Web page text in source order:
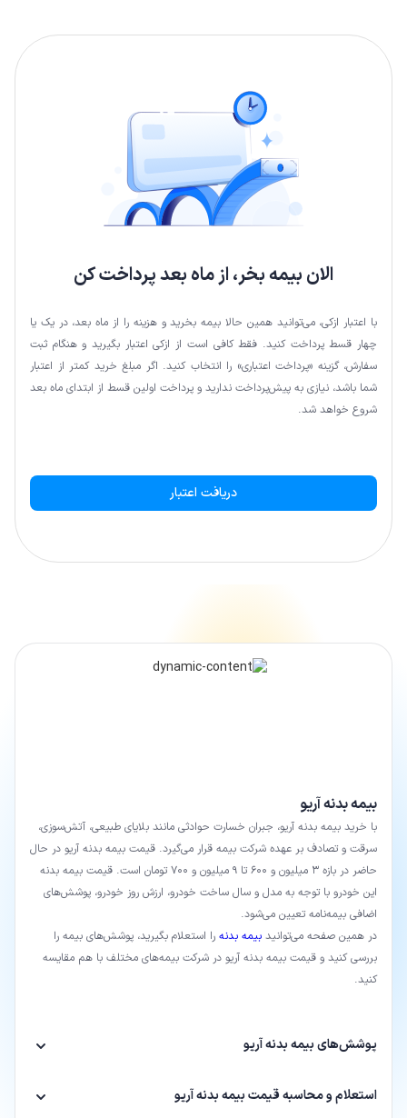
الان بیمه بخر، از ماه بعد پرداخت کن
با اعتبار ازکی، می‌توانید همین حالا بیمه بخرید و هزینه را از ماه بعد، در یک یا
چهار قسط پرداخت کنید. فقط کافی است از ازکی اعتبار بگیرید و هنگام ثبت
سفارش، گزینه «پرداخت اعتباری» را انتخاب کنید. اگر مبلغ خرید کمتر از اعتبار
شما باشد، نیازی به پیش‌پرداخت ندارید و پرداخت اولین قسط از ابتدای ماه بعد
شروع خواهد شد.
دریافت اعتبار
بیمه بدنه آریو
با خرید بیمه بدنه آریو، جبران خسارت‌ حوادثی مانند بلایای طبیعی، آتش‌‌سوزی،
سرقت و تصادف بر عهده شرکت بیمه قرار می‌گیرد. قیمت بیمه بدنه آریو در حال
حاضر در بازه 3 میلیون و 600 تا 9 میلیون و 700 تومان است. قیمت بیمه بدنه
این خودرو با توجه به مدل و سال ساخت خودرو، ارزش روز خودرو، پوشش‌های
اضافی بیمه‌نامه تعیین می‌شود.
در همین صفحه می‌توانید بیمه بدنه را استعلام بگیرید، پوشش‌های بیمه را
بررسی کنید و قیمت بیمه بدنه آریو در شرکت بیمه‌های مختلف با هم مقایسه
کنید.
پوشش‌های بیمه بدنه آریو
استعلام و محاسبه قیمت بیمه بدنه آریو